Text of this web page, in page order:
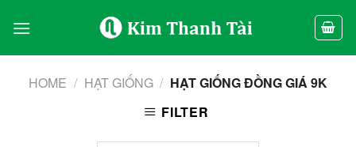
HOME / HẠT GIỐNG / HẠT GIỐNG ĐỒNG GIÁ 9K
FILTER